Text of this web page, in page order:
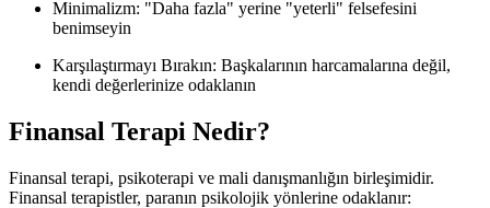
Minimalizm: "Daha fazla" yerine "yeterli" felsefesini
benimseyin
Karşılaştırmayı Bırakın: Başkalarının harcamalarına değil,
kendi değerlerinize odaklanın
Finansal Terapi Nedir?
Finansal terapi, psikoterapi ve mali danışmanlığın birleşimidir.
Finansal terapistler, paranın psikolojik yönlerine odaklanır: